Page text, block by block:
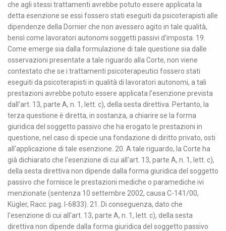
che agli stessi trattamenti avrebbe potuto essere applicata la
detta esenzione se essi fossero stati eseguiti da psicoterapisti alle
dipendenze della Dornier che non avessero agito in tale qualità,
bensì come lavoratori autonomi soggetti passivi d'imposta. 19.
Come emerge sia dalla formulazione di tale questione sia dalle
osservazioni presentate a tale riguardo alla Corte, non viene
contestato che se i trattamenti psicoterapeutici fossero stati
eseguiti da psicoterapisti in qualità di lavoratori autonomi, a tali
prestazioni avrebbe potuto essere applicata l'esenzione prevista
dall'art. 13, parte A, n. 1, lett. c), della sesta direttiva. Pertanto, la
terza questione è diretta, in sostanza, a chiarire se la forma
giuridica del soggetto passivo che ha erogato le prestazioni in
questione, nel caso di specie una fondazione di diritto privato, osti
all'applicazione di tale esenzione. 20. A tale riguardo, la Corte ha
già dichiarato che l'esenzione di cui all'art. 13, parte A, n. 1, lett. c),
della sesta direttiva non dipende dalla forma giuridica del soggetto
passivo che fornisce le prestazioni mediche o paramediche ivi
menzionate (sentenza 10 settembre 2002, causa C-141/00,
Kügler, Racc. pag. I-6833). 21. Di conseguenza, dato che
l'esenzione di cui all'art. 13, parte A, n. 1, lett. c), della sesta
direttiva non dipende dalla forma giuridica del soggetto passivo